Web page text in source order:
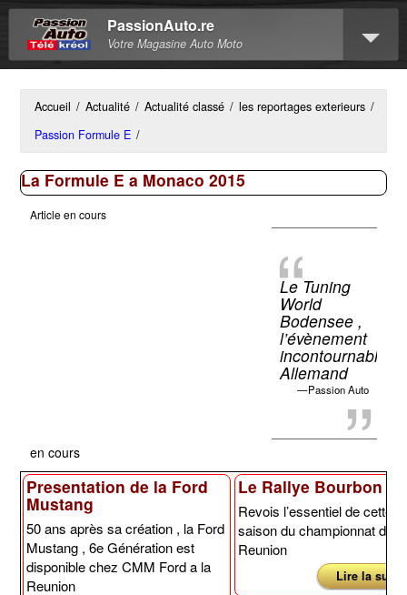
PassionAuto.re
Votre Magasine Auto Moto
Accueil / Actualité / Actualité classé / les reportages exterieurs /
Passion Formule E /
La Formule E a Monaco 2015
Article en cours
Le Tuning
World
Bodensee ,
l’évènement
incontournable
Allemand
Passion Auto
en cours
Presentation de la Ford
Mustang
50 ans après sa création , la Ford
Mustang , 6e Génération est
disponible chez CMM Ford a la
Reunion
Le Rallye Bourbon
Revois l’essentiel de cette
saison du championnat de la
Reunion
Lire la